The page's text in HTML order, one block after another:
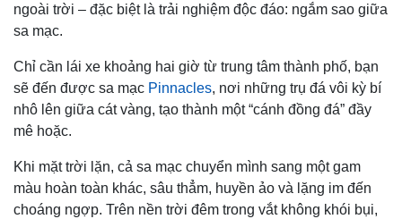
ngoài trời – đặc biệt là trải nghiệm độc đáo: ngắm sao giữa
sa mạc.
Chỉ cần lái xe khoảng hai giờ từ trung tâm thành phố, bạn
sẽ đến được sa mạc Pinnacles, nơi những trụ đá vôi kỳ bí
nhô lên giữa cát vàng, tạo thành một “cánh đồng đá” đầy
mê hoặc.
Khi mặt trời lặn, cả sa mạc chuyển mình sang một gam
màu hoàn toàn khác, sâu thẳm, huyền ảo và lặng im đến
choáng ngợp. Trên nền trời đêm trong vắt không khói bụi,